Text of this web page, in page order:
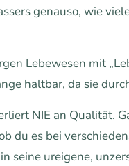
genauso, wie
Lebewesen mit
haltbar, da sie
NIE an Qualität.
du es bei
seine ureigene,